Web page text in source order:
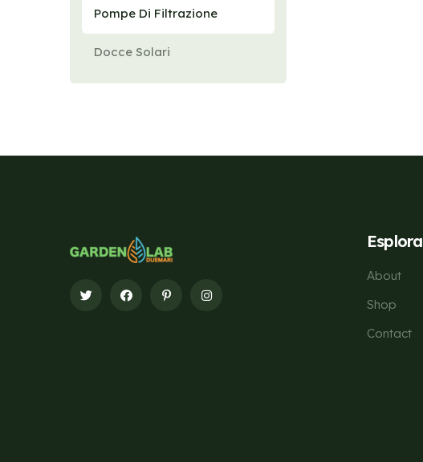
Pompe Di Filtrazione
Docce Solari
Esplora
About
Shop
Contact